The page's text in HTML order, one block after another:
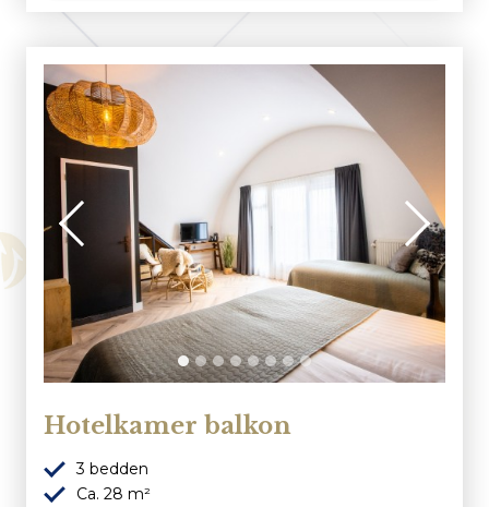
Hotelkamer balkon
3 bedden
Ca. 28 m²